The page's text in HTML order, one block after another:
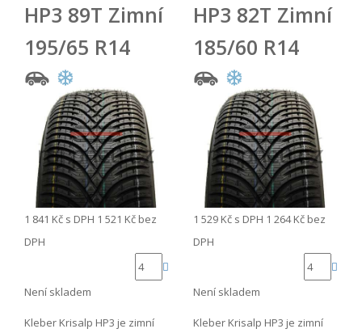
HP3 89T Zimní
195/65 R14
1 841 Kč s DPH 1 521 Kč bez
DPH
Není skladem
Kleber Krisalp HP3 je zimní
HP3 82T Zimní
185/60 R14
1 529 Kč s DPH 1 264 Kč bez
DPH
Není skladem
Kleber Krisalp HP3 je zimní